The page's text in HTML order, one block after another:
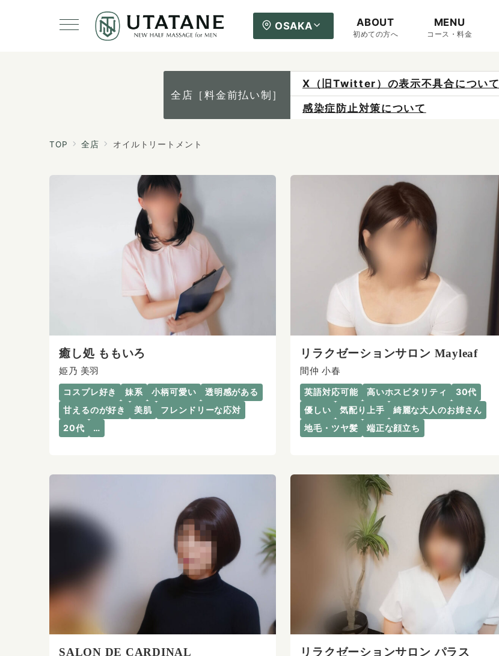
OSAKA ABOUT
初めての方へ
MENU
コース・料金
全店［料金前払い制］
X（旧Twitter）の表示不具合について
感染症防止対策について
TOP 全店 オイルトリートメント
癒し処 ももいろ
姫乃 美羽
コスプレ好き 妹系 小柄可愛い
透明感がある
甘えるのが好き
美肌
フレンドリーな応対
20代
…
リラクゼーションサロン Mayleaf
間仲 小春
英語対応可能 高いホスピタリティ
30代
優しい
気配り上手
綺麗な大人のお姉さん
地毛・ツヤ髪
端正な顔立ち
SALON DE CARDINAL リラクゼーションサロン パラス